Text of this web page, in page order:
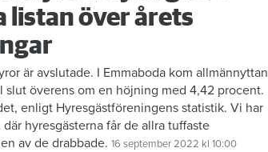
listan över årets
är avslutade. I Emmaboda kom allmännyttan
överens om en höjning med 4,42 procent.
enligt Hyresgästföreningens statistik. Vi har
hyresgästerna får de allra tuffaste
av de drabbade. 16 september 2022 kl 10:00